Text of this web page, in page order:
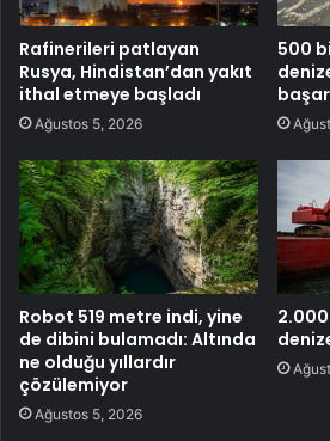
Rafinerileri patlayan
Rusya, Hindistan’dan yakıt
ithal etmeye başladı
Ağustos 5, 2026
500
Robot 519 metre indi, yine
de dibini bulamadı: Altında
ne olduğu yıllardır
çözülemiyor
Ağustos 5, 2026